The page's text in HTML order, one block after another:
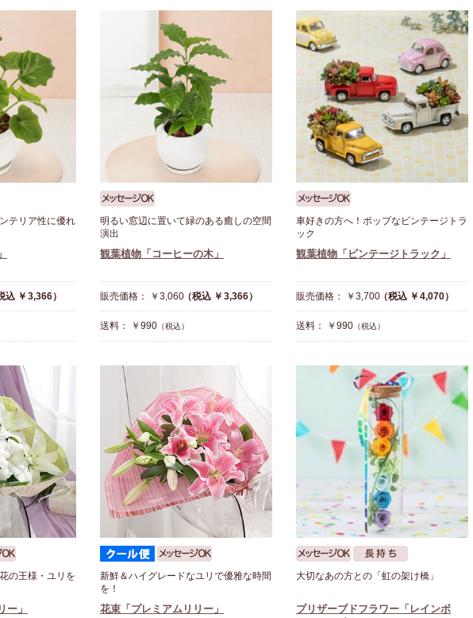
テリア性に優れ
込 ￥3,366）
明るい窓辺に置いて緑のある癒しの空間
演出
観葉植物「コーヒーの木」
販売価格： ￥3,060（税込 ￥3,366）
送料： ￥990 （税込）
車好きの方へ！ポップなビンテージトラ
ック
観葉植物「ビンテージトラック」
販売価格： ￥3,700（税込 ￥4,070）
送料： ￥990 （税込）
の王様・ユリを
ー」
新鮮＆ハイグレードなユリで優雅な時間
を！
花束「プレミアムリリー」
大切なあの方との「虹の架け橋」
プリザーブドフラワー「レインボ